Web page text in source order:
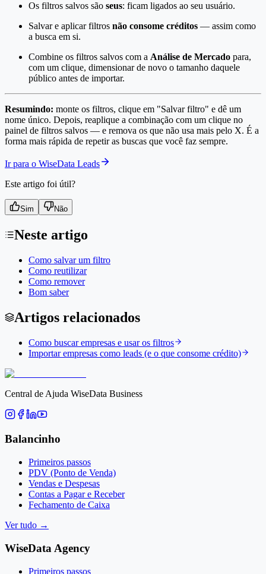
Os filtros salvos são seus: ficam ligados ao seu usuário.
Salvar e aplicar filtros não consome créditos — assim como
a busca em si.
Combine os filtros salvos com a Análise de Mercado para,
com um clique, dimensionar de novo o tamanho daquele
público antes de importar.
Resumindo: monte os filtros, clique em "Salvar filtro" e dê um
nome único. Depois, reaplique a combinação com um clique no
painel de filtros salvos — e remova os que não usa mais pelo X. É a
forma mais rápida de repetir as buscas que você faz sempre.
Ir para o WiseData Leads
Este artigo foi útil?
Sim Não
Neste artigo
Como salvar um filtro
Como reutilizar
Como remover
Bom saber
Artigos relacionados
Como buscar empresas e usar os filtros
Importar empresas como leads (e o que consome crédito)
Central de Ajuda WiseData Business
Balancinho
Primeiros passos
PDV (Ponto de Venda)
Vendas e Despesas
Contas a Pagar e Receber
Fechamento de Caixa
Ver tudo →
WiseData Agency
Primeiros passos